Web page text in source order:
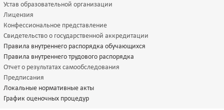
Устав образовательной организации
Лицензия
Конфессиональное представление
Свидетельство о государственной аккредитации
Правила внутреннего распорядка обучающихся
Правила внутреннего трудового распорядка
Отчет о результатах самообследования
Предписания
Локальные нормативные акты
График оценочных процедур